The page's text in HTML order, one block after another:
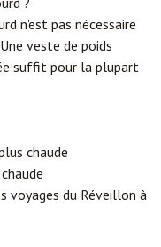
n'est pas nécessaire
veste de poids
suffit pour la plupart
chaude
voyages du Réveillon à